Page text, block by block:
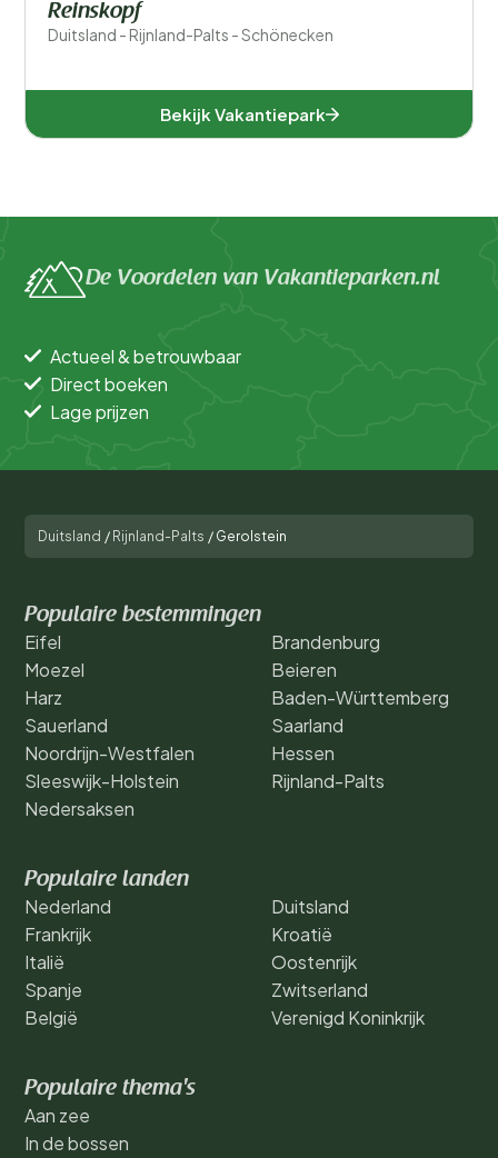
Reinskopf
Duitsland - Rijnland-Palts - Schönecken
Bekijk Vakantiepark
De Voordelen van Vakantieparken.nl
Actueel & betrouwbaar
Direct boeken
Lage prijzen
Duitsland / Rijnland-Palts / Gerolstein
Populaire bestemmingen
Eifel
Moezel
Harz
Sauerland
Noordrijn-Westfalen
Sleeswijk-Holstein
Nedersaksen
Brandenburg
Beieren
Baden-Württemberg
Saarland
Hessen
Rijnland-Palts
Populaire landen
Nederland
Frankrijk
Italië
Spanje
België
Duitsland
Kroatië
Oostenrijk
Zwitserland
Verenigd Koninkrijk
Populaire thema's
Aan zee
In de bossen